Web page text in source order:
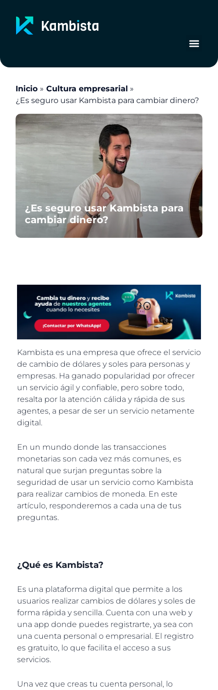
contenido
Inicio
Cultura empresarial
¿Es seguro usar Kambista para cambiar dinero?
¿Es seguro usar Kambista para
cambiar dinero?
Kambista es una empresa que ofrece el servicio
de cambio de dólares y soles para personas y
empresas. Ha ganado popularidad por ofrecer
un servicio ágil y confiable, pero sobre todo,
resalta por la atención cálida y rápida de sus
agentes, a pesar de ser un servicio netamente
digital.
En un mundo donde las transacciones
monetarias son cada vez más comunes, es
natural que surjan preguntas sobre la
seguridad de usar un servicio como Kambista
para realizar cambios de moneda. En este
artículo, responderemos a cada una de tus
preguntas.
¿Qué es Kambista?
Es una plataforma digital que permite a los
usuarios realizar cambios de dólares y soles de
forma rápida y sencilla. Cuenta con una web y
una app donde puedes registrarte, ya sea con
una cuenta personal o empresarial. El registro
es gratuito, lo que facilita el acceso a sus
servicios.
Una vez que creas tu cuenta personal, lo